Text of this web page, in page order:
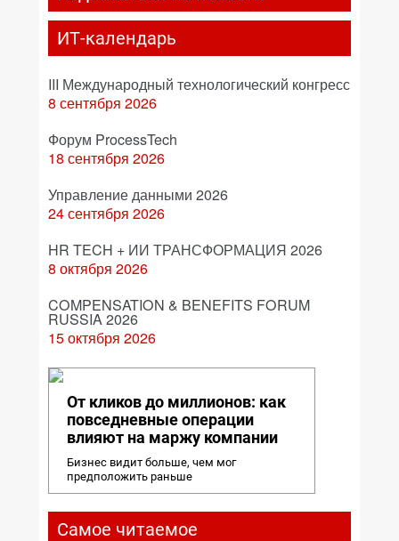
ИТ-календарь
III Международный технологический конгресс
8 сентября 2026
Форум ProcessTech
18 сентября 2026
Управление данными 2026
24 сентября 2026
HR TECH + ИИ ТРАНСФОРМАЦИЯ 2026
8 октября 2026
COMPENSATION & BENEFITS FORUM
RUSSIA 2026
15 октября 2026
От кликов до миллионов: как
повседневные операции
влияют на маржу компании
Бизнес видит больше, чем мог
предположить раньше
Самое читаемое